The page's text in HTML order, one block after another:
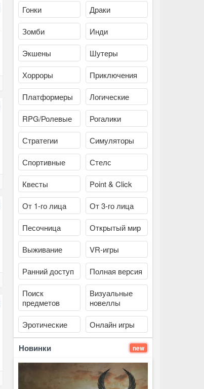
Гонки Драки
Зомби Инди
Экшены Шутеры
Хорроры Приключения
Платформеры Логические
RPG/Ролевые Рогалики
Стратегии Симуляторы
Спортивные Стелс
Квесты Point & Click
От 1-го лица От 3-го лица
Песочница Открытый мир
Выживание VR-игры
Ранний доступ Полная версия
Поиск
предметов
Визуальные
новеллы
Эротические Онлайн игры
Новинки new